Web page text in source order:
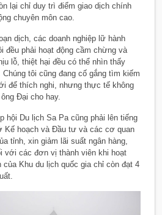
lại chỉ duy trì điểm giao dịch chính
chuyên môn cao.
dịch, các doanh nghiệp lữ hành
đều phải hoạt động cầm chừng và
lỗ, thiệt hại đều có thể nhìn thấy
Chúng tôi cũng đang cố gắng tìm kiếm
để thích nghi, nhưng thực tế không
ông Đại cho hay.
hội Du lịch Sa Pa cũng phải lên tiếng
Kế hoạch và Đầu tư và các cơ quan
tỉnh, xin giảm lãi suất ngân hàng,
với các đơn vị thành viên khi hoạt
của Khu du lịch quốc gia chỉ còn đạt 4